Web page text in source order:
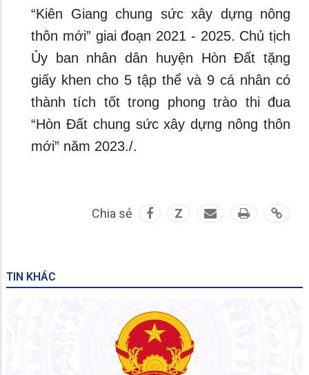
“Kiên Giang chung sức xây dựng nông
thôn mới” giai đoạn 2021 - 2025. Chủ tịch
Ủy ban nhân dân huyện Hòn Đất tặng
giấy khen cho 5 tập thể và 9 cá nhân có
thành tích tốt trong phong trào thi đua
“Hòn Đất chung sức xây dựng nông thôn
mới” năm 2023./.
Chia sẻ Z
TIN KHÁC